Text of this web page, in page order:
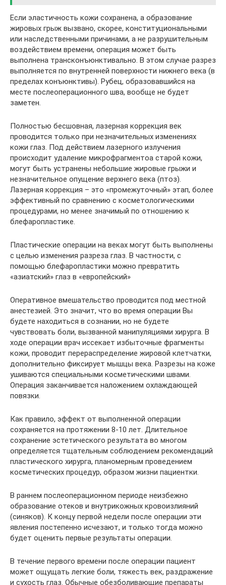
Если эластичность кожи сохранена, а образование
жировых грыж вызвано, скорее, конституциональными
или наследственными причинами, а не разрушительным
воздействием времени, операция может быть
выполнена трансконъюнктивально. В этом случае разрез
выполняется по внутренней поверхности нижнего века (в
пределах конъюнктивы). Рубец, образовавшийся на
месте послеоперационного шва, вообще не будет
заметен.
Полностью бесшовная, лазерная коррекция век
проводится только при незначительных изменениях
кожи глаз. Под действием лазерного излучения
происходит удаление микрофрагментоа старой кожи,
могут быть устранены небольшие жировые грыжи и
незначительное опущение верхнего века (птоз).
Лазерная коррекция – это «промежуточный» этап, более
эффективный по сравнению с косметологическими
процедурами, но менее значимый по отношению к
блефаропластике.
Пластические операции на веках могут быть выполнены
с целью изменения разреза глаз. В частности, с
помощью блефаропластики можно превратить
«азиатский» глаз в «европейский»
Оперативное вмешательство проводится под местной
анестезией. Это значит, что во время операции Вы
будете находиться в сознании, но не будете
чувствовать боли, вызванной манипуляциями хирурга. В
ходе операции врач иссекает избыточные фрагменты
кожи, проводит перераспределение жировой клетчатки,
дополнительно фиксирует мышцы века. Разрезы на коже
ушиваются специальными косметическими швами.
Операция заканчивается наложением охлаждающей
повязки.
Как правило, эффект от выполненной операции
сохраняется на протяжении 8-10 лет. Длительное
сохранение эстетического результата во многом
определяется тщательным соблюдением рекомендаций
пластического хирурга, планомерным проведением
косметических процедур, образом жизни пациентки.
В раннем послеоперационном периоде неизбежно
образование отеков и внутрикожных кровоизлияний
(синяков). К концу первой недели после операции эти
явления постепенно исчезают, и только тогда можно
будет оценить первые результаты операции.
В течение первого времени после операции пациент
может ощущать легкие боли, тяжесть век, раздражение
и сухость глаз. Обычные обезболивающие препараты